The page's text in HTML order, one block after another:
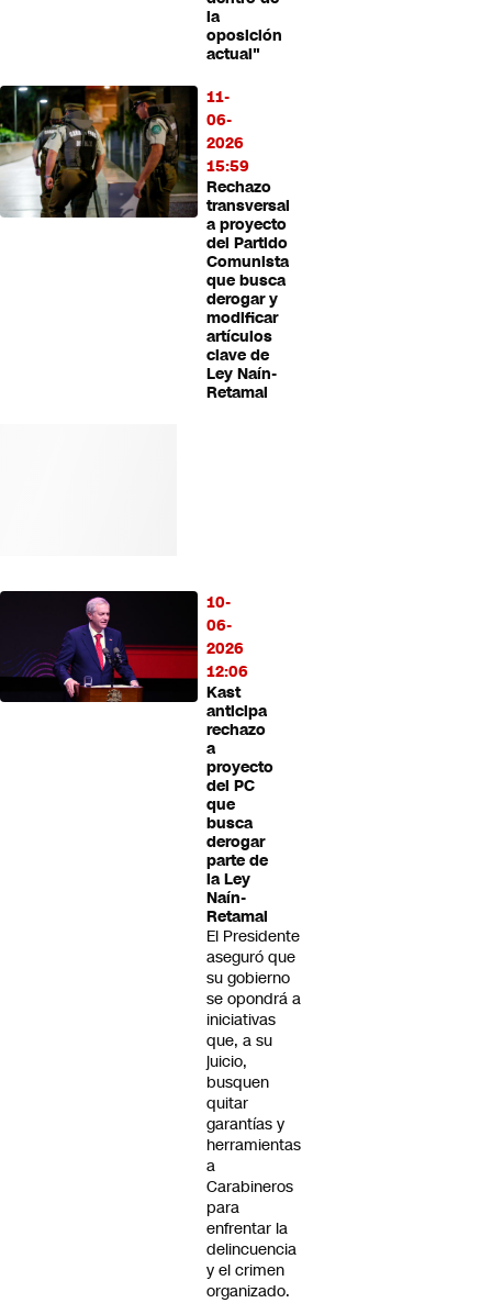
la
oposición
actual"
11-
06-
2026
15:59
Rechazo
transversal
a proyecto
del Partido
Comunista
que busca
derogar y
modificar
artículos
clave de
Ley Naín-
Retamal
10-
06-
2026
12:06
Kast
anticipa
rechazo
a
proyecto
del PC
que
busca
derogar
parte de
la Ley
Naín-
Retamal
El Presidente
aseguró que
su gobierno
se opondrá a
iniciativas
que, a su
juicio,
busquen
quitar
garantías y
herramientas
a
Carabineros
para
enfrentar la
delincuencia
y el crimen
organizado.